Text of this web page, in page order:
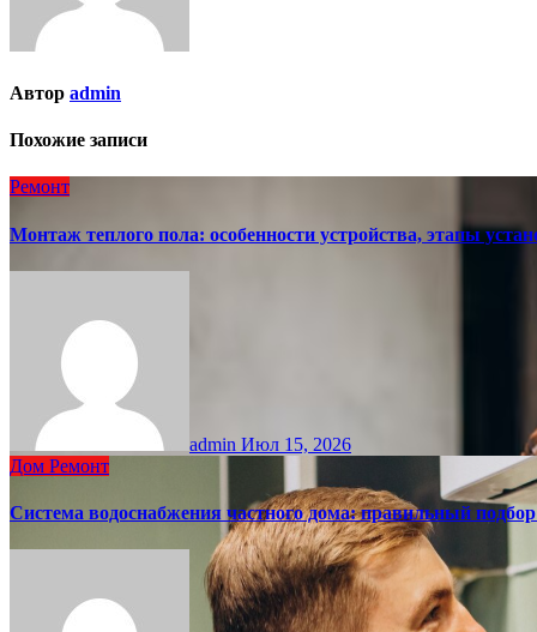
Автор admin
Похожие записи
Ремонт
Монтаж теплого пола: особенности устройства, этапы
admin Июл 15, 2026
Дом Ремонт
Система водоснабжения частного дома: правильный